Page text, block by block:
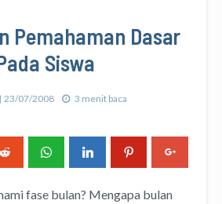
Pemahaman Dasar
Siswa
23/07/2008 3 menit baca
fase bulan? Mengapa bulan